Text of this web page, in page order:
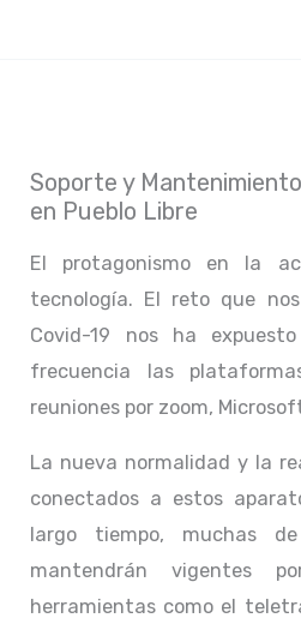
Soporte y
en Pueblo Libre
El protagonismo en la
tecnología. El reto que
Covid-19 nos ha
frecuencia las
reuniones por zoom,
La nueva normalidad y la
conectados a estos
largo tiempo, muchas
mantendrán vigentes
herramientas como el